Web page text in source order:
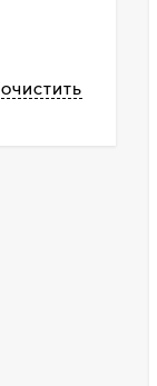
ОЧИСТИТЬ